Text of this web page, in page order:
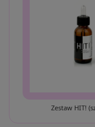
Zestaw HIT!